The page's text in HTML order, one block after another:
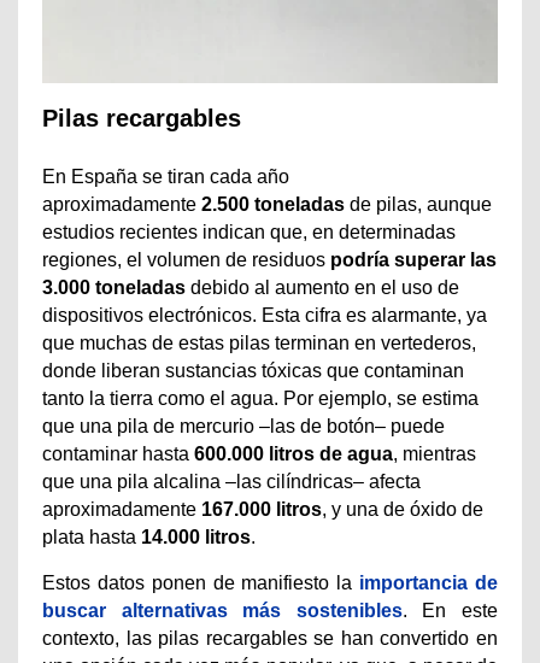
Pilas recargables
En España se tiran cada año
aproximadamente 2.500 toneladas de pilas, aunque
estudios recientes indican que, en determinadas
regiones, el volumen de residuos podría superar las
3.000 toneladas debido al aumento en el uso de
dispositivos electrónicos. Esta cifra es alarmante, ya
que muchas de estas pilas terminan en vertederos,
donde liberan sustancias tóxicas que contaminan
tanto la tierra como el agua. Por ejemplo, se estima
que una pila de mercurio –las de botón– puede
contaminar hasta 600.000 litros de agua, mientras
que una pila alcalina –las cilíndricas– afecta
aproximadamente 167.000 litros, y una de óxido de
plata hasta 14.000 litros.
Estos datos ponen de manifiesto la importancia de
buscar alternativas más sostenibles. En este
contexto, las pilas recargables se han convertido en